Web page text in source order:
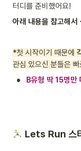
터디를 준비했어요!
아래 내용을 참고해서
*첫 시작이기 때문에
관심 있으신 분들은
• B유형 딱 15명만
Lets Run 스